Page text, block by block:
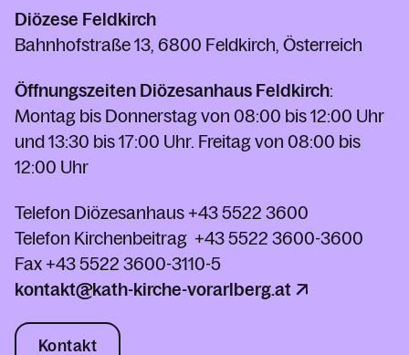
Diözese Feldkirch
Bahnhofstraße 13, 6800 Feldkirch, Österreich
Öffnungszeiten Diözesanhaus Feldkirch:
Montag bis Donnerstag von 08:00 bis 12:00 Uhr
und 13:30 bis 17:00 Uhr. Freitag von 08:00 bis
12:00 Uhr
Telefon Diözesanhaus +43 5522 3600
Telefon Kirchenbeitrag +43 5522 3600-3600
Fax +43 5522 3600-3110-5
kontakt@kath-kirche-vorarlberg.at
Kontakt